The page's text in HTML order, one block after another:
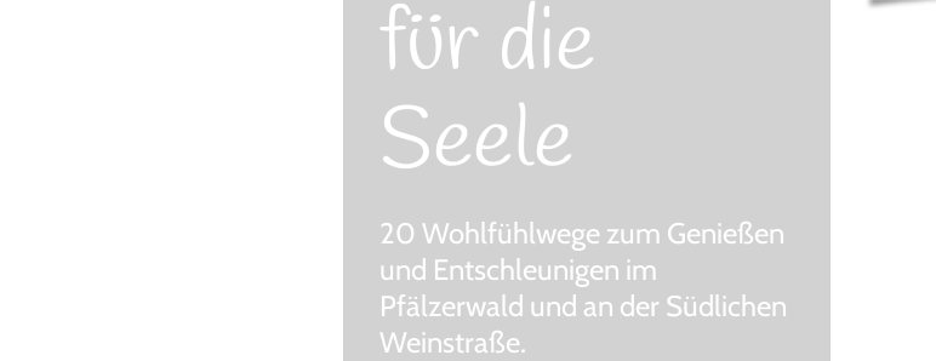
für die
Seele
20 Wohlfühlwege zum Genießen
und Entschleunigen im
Pfälzerwald und an der Südlichen
Weinstraße.